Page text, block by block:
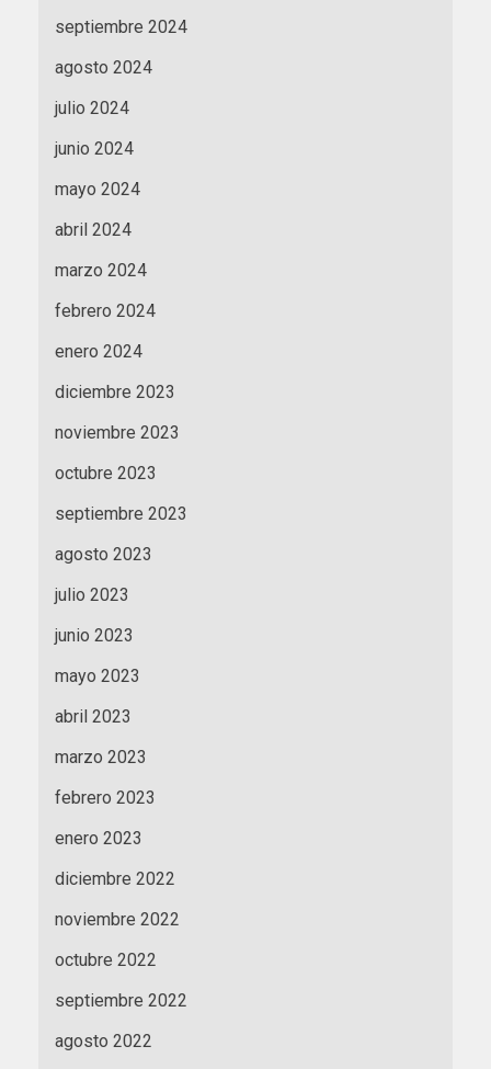
septiembre 2024
agosto 2024
julio 2024
junio 2024
mayo 2024
abril 2024
marzo 2024
febrero 2024
enero 2024
diciembre 2023
noviembre 2023
octubre 2023
septiembre 2023
agosto 2023
julio 2023
junio 2023
mayo 2023
abril 2023
marzo 2023
febrero 2023
enero 2023
diciembre 2022
noviembre 2022
octubre 2022
septiembre 2022
agosto 2022